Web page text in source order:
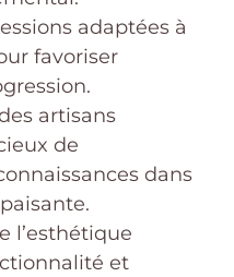
adaptées à
favoriser
artisans
de
dans
l’esthétique
et